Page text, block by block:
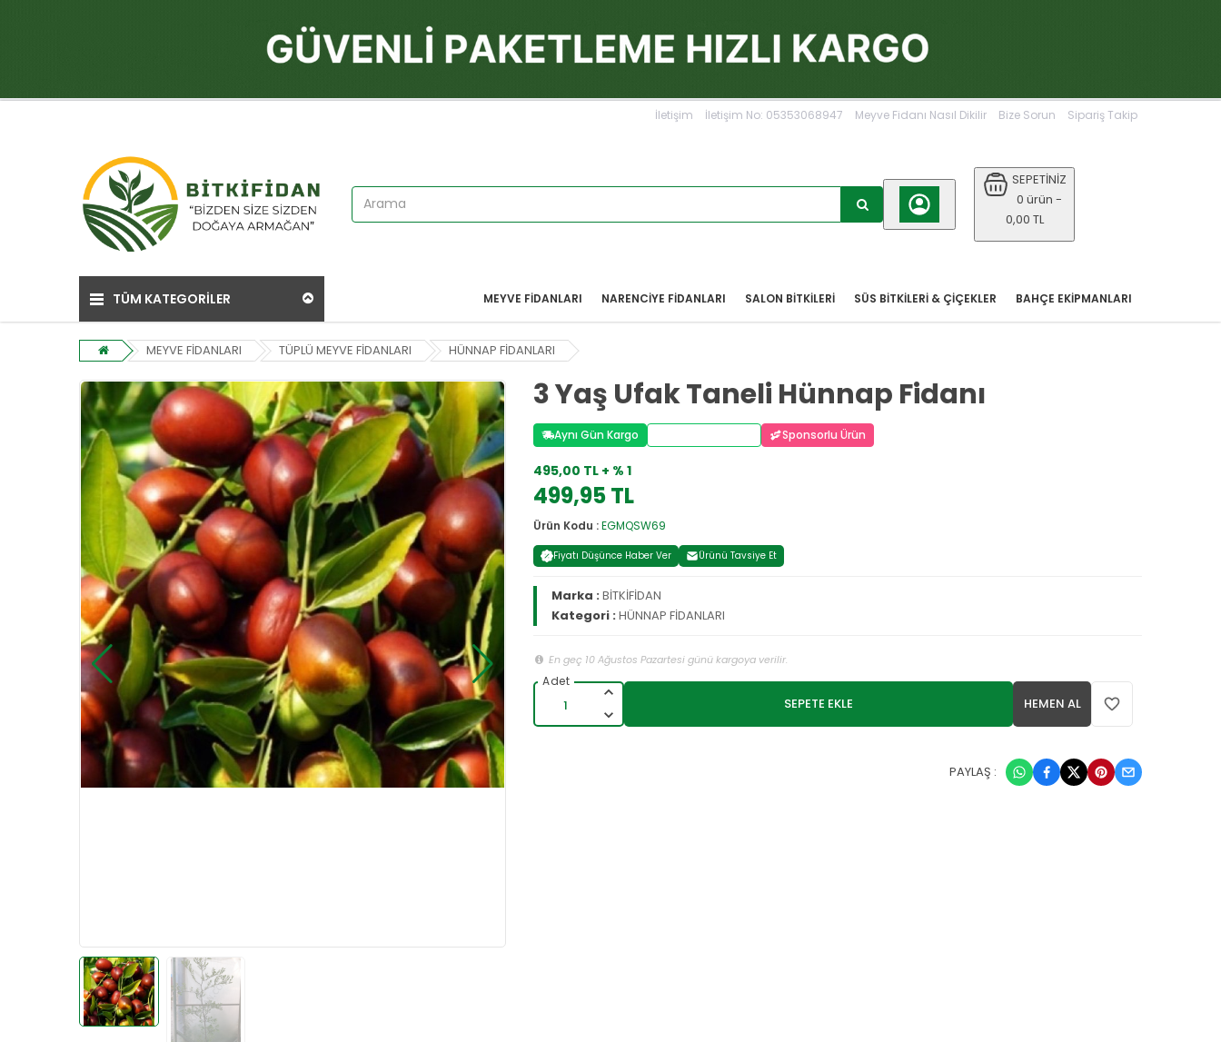
İletişim İletişim No: 05353068947 Meyve Fidanı Nasıl Dikilir Bize Sorun Sipariş Takip
SEPETİNİZ
0 ürün -
0,00 TL
TÜM KATEGORİLER BAHÇE EKIPMANLARI
SÜS BİTKİLERİ & ÇİÇEKLER
SALON BİTKİLERİ
NARENCIYE FIDANLARI
MEYVE FIDANLARI
MEYVE FİDANLARI TÜPLÜ MEYVE FİDANLARI HÜNNAP FİDANLARI
3 Yaş Ufak Taneli Hünnap Fidanı
Aynı Gün Kargo Sponsorlu Ürün
495,00 TL + % 1
499,95 TL
Ürün Kodu :EGMQSW69
Fiyatı Düşünce Haber Ver Ürünü Tavsiye Et
Marka :BİTKİFİDAN
Kategori :HÜNNAP FİDANLARI
En geç 10 Ağustos Pazartesi günü kargoya verilir.
SEPETE EKLE HEMEN AL
PAYLAŞ :